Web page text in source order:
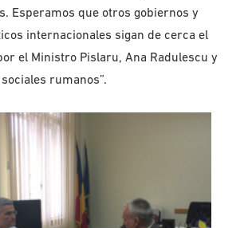
Esperamos que otros gobiernos y
internacionales sigan de cerca el
el Ministro Pislaru, Ana Radulescu y
rumanos”.